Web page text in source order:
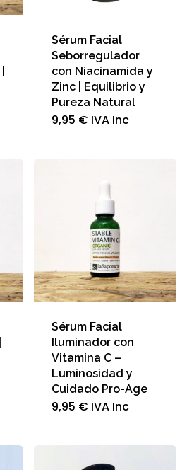
Sérum Facial
Seborregulador
con Niacinamida y
Zinc | Equilibrio y
Pureza Natural
9,95 € IVA Inc
Sérum Facial
Iluminador con
Vitamina C –
Luminosidad y
Cuidado Pro-Age
9,95 € IVA Inc